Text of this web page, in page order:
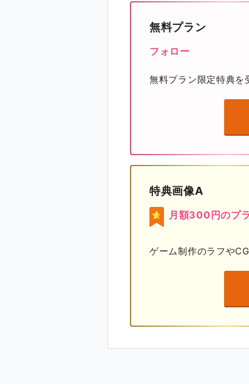
無料プラン
フォロー
無料プラン限定特典を
特典画像A
月額300円のプ
ゲーム制作のラフや